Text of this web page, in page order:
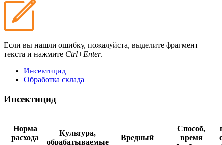
Если вы нашли ошибку, пожалуйста, выделите фрагмент
текста и нажмите Ctrl+Enter.
Инсектицид
Обработка склада
Инсектицид
Норма
расхода
Культура,
обрабатываемые
Вредный
Способ,
время